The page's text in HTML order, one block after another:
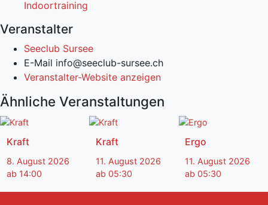
Indoortraining
Veranstalter
Seeclub Sursee
E-Mail info@seeclub-sursee.ch
Veranstalter-Website anzeigen
Ähnliche Veranstaltungen
Kraft
8. August 2026
ab 14:00
Kraft
11. August 2026
ab 05:30
Ergo
11. August 2026
ab 05:30